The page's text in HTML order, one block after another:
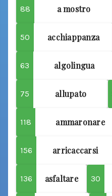
88 a mostro
50 acchiappanza
63 algolingua
75 allupato
118 ammaronare
156 arricaccarsi
136 asfaltare 30